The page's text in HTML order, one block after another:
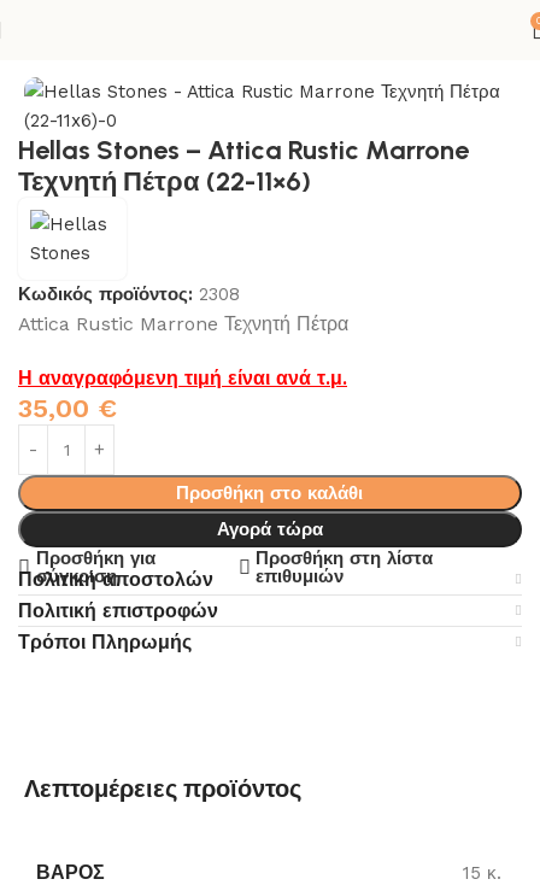
Hellas Stones – Attica Rustic Marrone
Τεχνητή Πέτρα (22-11×6)
Κωδικός προϊόντος: 2308
Attica Rustic Marrone Τεχνητή Πέτρα
Η αναγραφόμενη τιμή είναι ανά τ.μ.
35,00 €
Προσθήκη στο καλάθι
Αγορά τώρα
Προσθήκη για
σύγκριση
Προσθήκη στη λίστα
επιθυμιών
Πολιτική αποστολών
Πολιτική επιστροφών
Τρόποι Πληρωμής
Λεπτομέρειες προϊόντος
ΒΆΡΟΣ 15 κ.